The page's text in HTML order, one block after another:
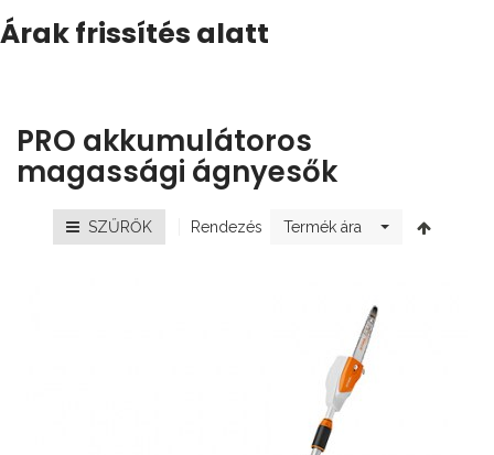
Árak frissítés alatt
PRO akkumulátoros
magassági ágnyesők
SZŰRŐK Rendezés Termék ára